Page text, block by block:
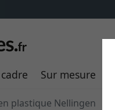
Sur mesure
plastique Nellingen